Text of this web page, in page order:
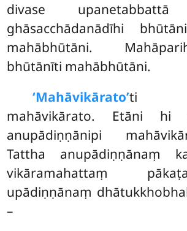
divase upanetabbattā
ghāsacchādanādīhi
mahābhūtāni.
bhūtānīti mahābhūtāni.
‘Mahāvikārato’ti
mahāvikārato. Etāni hi
anupādiṇṇānipi
Tattha anupādiṇṇānaṃ
vikāramahattaṃ
upādiṇṇānaṃ
–